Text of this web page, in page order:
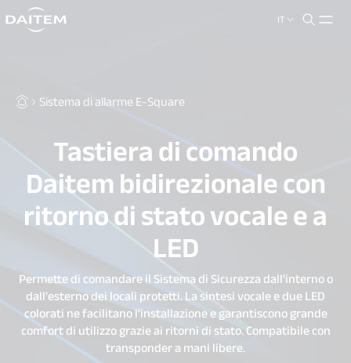
IT
search.label
Sistema di allarme E-Square
Tastiera di comando
Daitem bidirezionale con
ritorno di stato vocale e a
LED
Permette di comandare il Sistema di Sicurezza dall'interno o
dall'esterno dei locali protetti. La sintesi vocale e due LED
colorati ne facilitano l'installazione e garantiscono grande
comfort di utilizzo grazie ai ritorni di stato. Compatibile con
transponder a mani libere.